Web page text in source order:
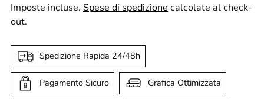
Imposte incluse. Spese di spedizione calcolate al check-
out.
Spedizione Rapida 24/48h
Pagamento Sicuro Grafica Ottimizzata